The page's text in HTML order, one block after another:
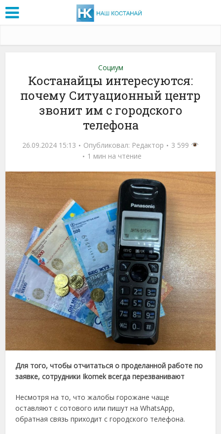
Социум
Костанайцы интересуются:
почему Ситуационный центр
звонит им с городского
телефона
26.09.2024 15:13 Опубликовал: Редактор
3 599
1 мин на чтение
Для того, чтобы отчитаться о проделанной работе по
заявке, сотрудники Ikomek всегда перезванивают
Несмотря на то, что жалобы горожане чаще
оставляют с сотового или пишут на WhatsApp,
обратная связь приходит с городского телефона.